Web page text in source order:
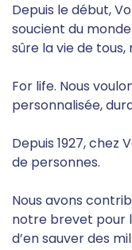
Depuis le début,
soucient du
sûre la vie de
For life. Nous
personnalisée,
Depuis 1927, chez
de personnes.
Nous avons
notre brevet pour
d’en sauver des